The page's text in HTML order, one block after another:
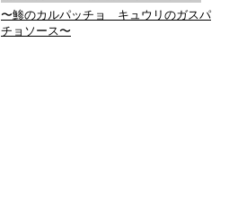
〜鯵のカルパッチョ キュウリのガスパ
チョソース〜